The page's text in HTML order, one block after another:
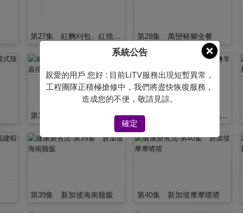
第27集 紅麴刈包、紅燒香菇肉片 第28集 萬巒豬腳全餐
第33集 果香羊肩排 第34集 椒鹽羊梅花里肌肉片二吃
第39集 新加坡海南雞飯 第40集 新加坡摩摩喳喳
系統公告
親愛的用戶 您好 : 目前LiTV服務出現短暫異常，
工程團隊正積極搶修中，我們將盡快恢復服務，
造成您的不便，敬請見諒。
確定